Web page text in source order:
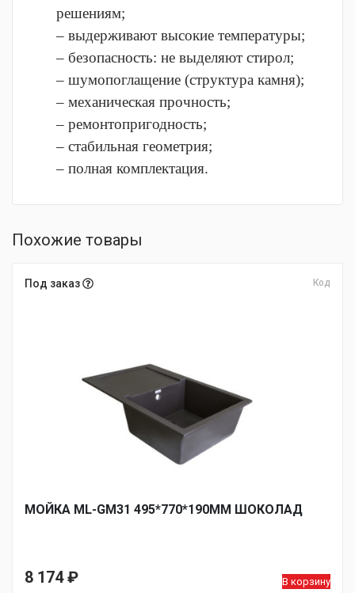
решениям;
– выдерживают высокие температуры;
– безопасность: не выделяют стирол;
– шумопоглащение (структура камня);
– механическая прочность;
– ремонтопригодность;
– стабильная геометрия;
– полная комплектация.
Похожие товары
Под заказ Код
МОЙКА ML-GM31 495*770*190ММ ШОКОЛАД
8 174₽ В корзину